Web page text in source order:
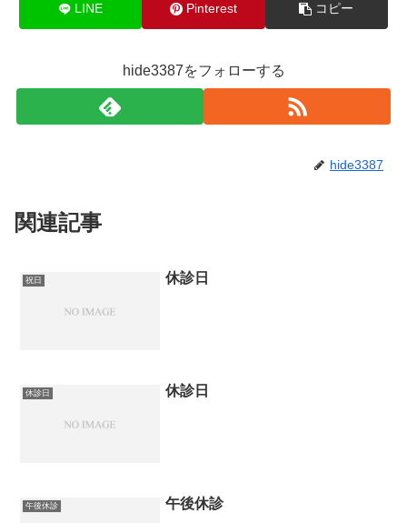
LINE Pinterest コピー
hide3387をフォローする
hide3387
関連記事
祝日 休診日
休診日 休診日
午後休診 午後休診